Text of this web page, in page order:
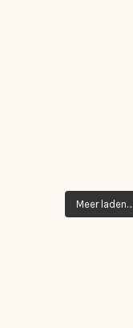
Meer laden…